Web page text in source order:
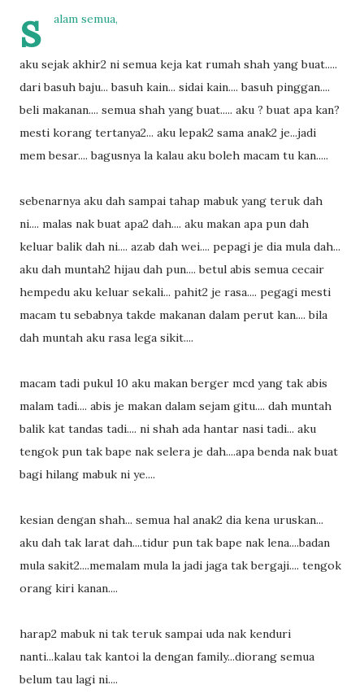
s alam semua,
aku sejak akhir2 ni semua keja kat rumah shah yang buat.....
dari basuh baju... basuh kain... sidai kain.... basuh pinggan....
beli makanan.... semua shah yang buat..... aku ? buat apa kan?
mesti korang tertanya2... aku lepak2 sama anak2 je...jadi
mem besar.... bagusnya la kalau aku boleh macam tu kan.....
sebenarnya aku dah sampai tahap mabuk yang teruk dah
ni.... malas nak buat apa2 dah.... aku makan apa pun dah
keluar balik dah ni.... azab dah wei.... pepagi je dia mula dah...
aku dah muntah2 hijau dah pun.... betul abis semua cecair
hempedu aku keluar sekali... pahit2 je rasa.... pegagi mesti
macam tu sebabnya takde makanan dalam perut kan.... bila
dah muntah aku rasa lega sikit....
macam tadi pukul 10 aku makan berger mcd yang tak abis
malam tadi.... abis je makan dalam sejam gitu.... dah muntah
balik kat tandas tadi.... ni shah ada hantar nasi tadi... aku
tengok pun tak bape nak selera je dah....apa benda nak buat
bagi hilang mabuk ni ye....
kesian dengan shah... semua hal anak2 dia kena uruskan...
aku dah tak larat dah....tidur pun tak bape nak lena....badan
mula sakit2....memalam mula la jadi jaga tak bergaji.... tengok
orang kiri kanan....
harap2 mabuk ni tak teruk sampai uda nak kenduri
nanti...kalau tak kantoi la dengan family...diorang semua
belum tau lagi ni....